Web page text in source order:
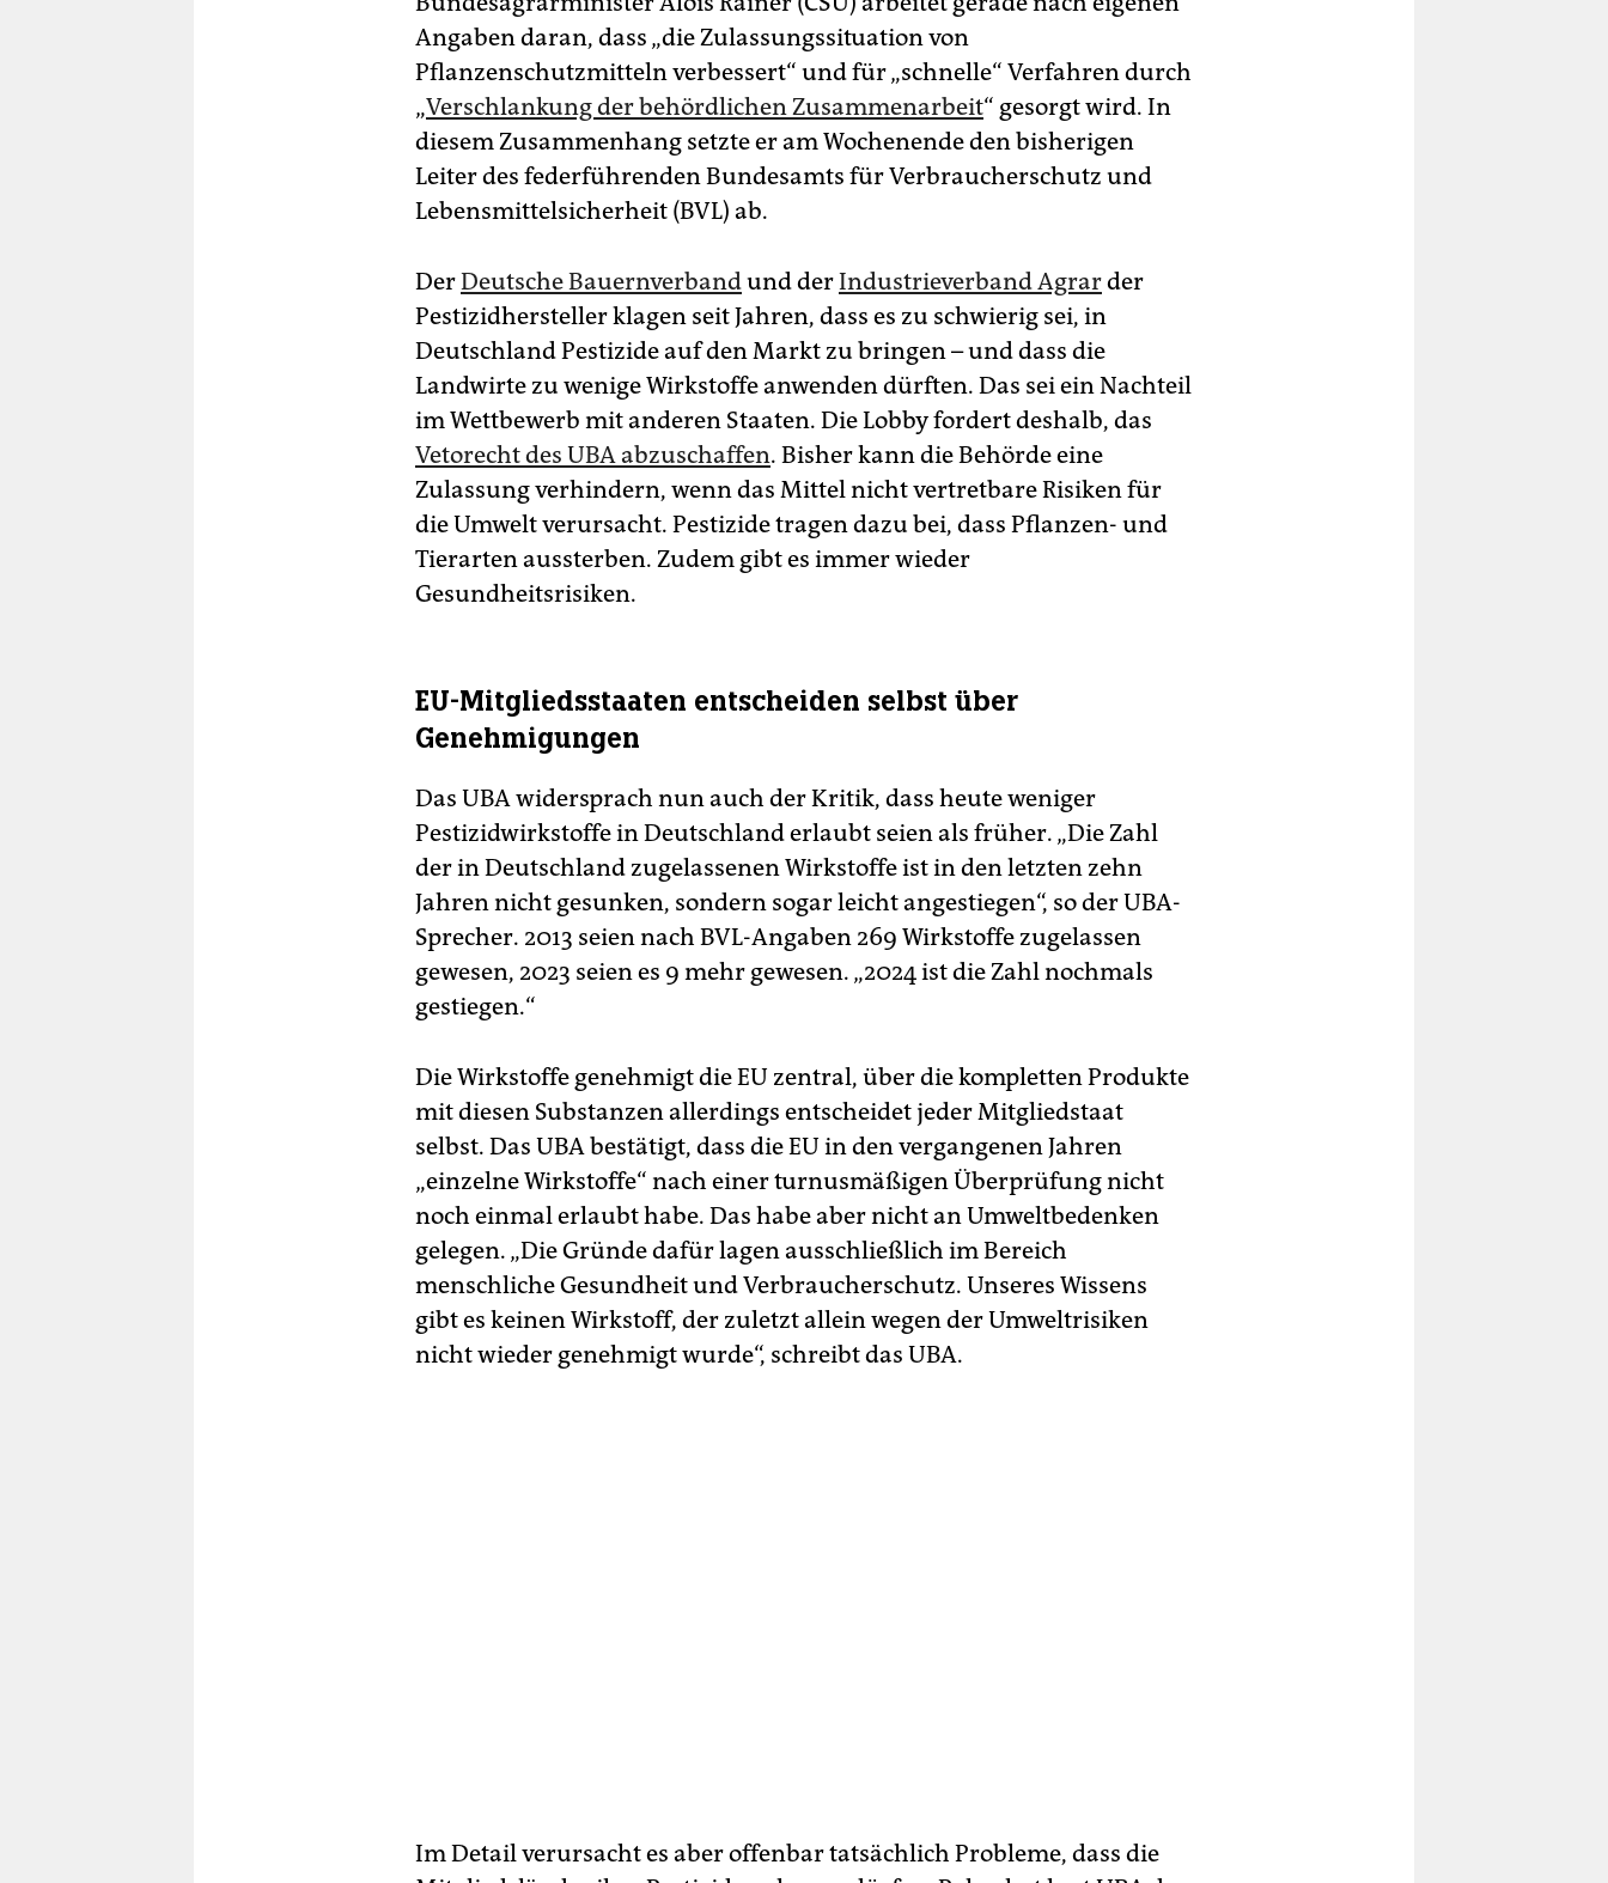
Angaben daran, dass „die Zulassungssituation von
Pflanzenschutzmitteln verbessert“ und für „schnelle“ Verfahren durch
„Verschlankung der behördlichen Zusammenarbeit“ gesorgt wird. In
diesem Zusammenhang setzte er am Wochenende den bisherigen
Leiter des federführenden Bundesamts für Verbraucherschutz und
Lebensmittelsicherheit (BVL) ab.
DerDeutsche Bauernverbandund derIndustrieverband Agrarder
Pestizidhersteller klagen seit Jahren, dass es zu schwierig sei, in
Deutschland Pestizide auf den Markt zu bringen – und dass die
Landwirte zu wenige Wirkstoffe anwenden dürften. Das sei ein Nachteil
im Wettbewerb mit anderen Staaten. Die Lobby fordert deshalb, das
Vetorecht des UBA abzuschaffen. Bisher kann die Behörde eine
Zulassung verhindern, wenn das Mittel nicht vertretbare Risiken für
die Umwelt verursacht. Pestizide tragen dazu bei, dass Pflanzen- und
Tierarten aussterben. Zudem gibt es immer wieder
Gesundheitsrisiken.
EU-Mitgliedsstaaten entscheiden selbst über
Genehmigungen
Das UBA widersprach nun auch der Kritik, dass heute weniger
Pestizidwirkstoffe in Deutschland erlaubt seien als früher. „Die Zahl
der in Deutschland zugelassenen Wirkstoffe ist in den letzten zehn
Jahren nicht gesunken, sondern sogar leicht angestiegen“, so der UBA-
Sprecher. 2013 seien nach BVL-Angaben 269 Wirkstoffe zugelassen
gewesen, 2023 seien es 9 mehr gewesen. „2024 ist die Zahl nochmals
gestiegen.“
Die Wirkstoffe genehmigt die EU zentral, über die kompletten Produkte
mit diesen Substanzen allerdings entscheidet jeder Mitgliedstaat
selbst. Das UBA bestätigt, dass die EU in den vergangenen Jahren
„einzelne Wirkstoffe“ nach einer turnusmäßigen Überprüfung nicht
noch einmal erlaubt habe. Das habe aber nicht an Umweltbedenken
gelegen. „Die Gründe dafür lagen ausschließlich im Bereich
menschliche Gesundheit und Verbraucherschutz. Unseres Wissens
gibt es keinen Wirkstoff, der zuletzt allein wegen der Umweltrisiken
nicht wieder genehmigt wurde“, schreibt das UBA.
Im Detail verursacht es aber offenbar tatsächlich Probleme, dass die